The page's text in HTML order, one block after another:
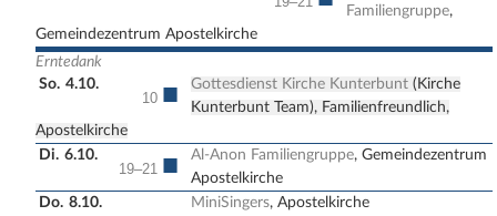
Familiengruppe,
Gemeindezentrum Apostelkirche
Erntedank
So. 4.10.
10 ■ Gottesdienst Kirche Kunterbunt (Kirche
Kunterbunt Team), Familienfreundlich,
Apostelkirche
Di. 6.10.
19–21 ■ Al-Anon Familiengruppe, Gemeindezentrum
Apostelkirche
Do. 8.10. MiniSingers, Apostelkirche